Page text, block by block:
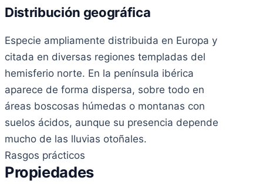
Distribución geográfica
Especie ampliamente distribuida en Europa y
citada en diversas regiones templadas del
hemisferio norte. En la península ibérica
aparece de forma dispersa, sobre todo en
áreas boscosas húmedas o montanas con
suelos ácidos, aunque su presencia depende
mucho de las lluvias otoñales.
Rasgos prácticos
Propiedades